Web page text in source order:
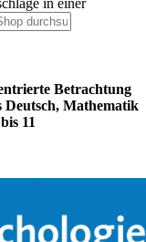
in einer
Betrachtung
Deutsch, Mathematik
11